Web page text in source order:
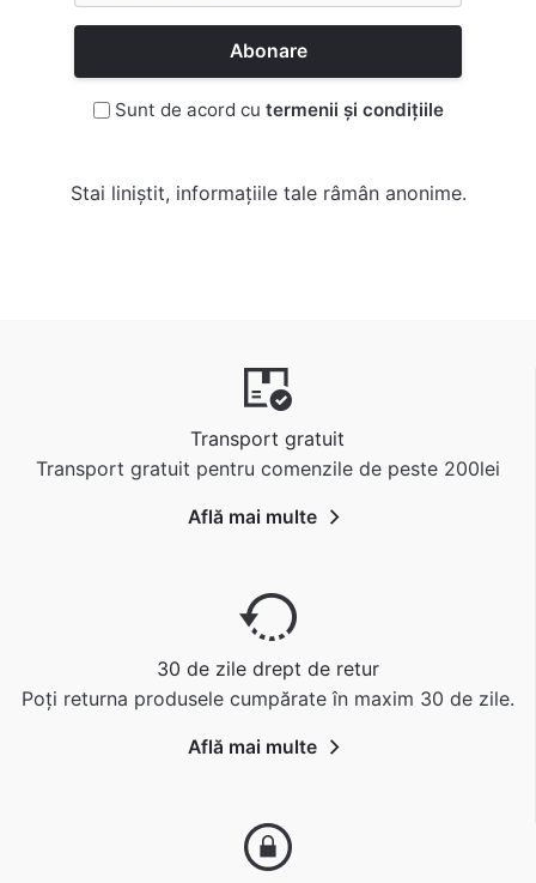
Abonare
Sunt de acord cu termenii și condițiile
Stai liniștit, informațiile tale râmân anonime.
Transport gratuit
Transport gratuit pentru comenzile de peste 200lei
Află mai multe
30 de zile drept de retur
Poți returna produsele cumpărate în maxim 30 de zile.
Află mai multe